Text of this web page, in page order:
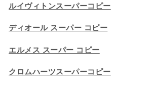
ルイヴィトンスーパーコピー
ディオール スーパー コピー
エルメス スーパー コピー
クロムハーツスーパーコピー